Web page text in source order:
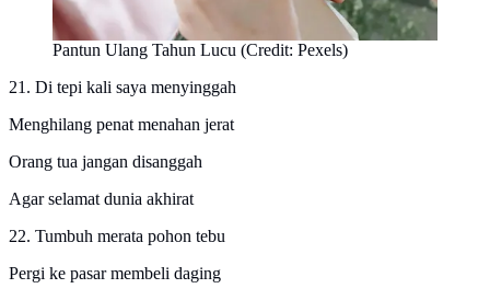
Pantun Ulang Tahun Lucu (Credit: Pexels)
21. Di tepi kali saya menyinggah
Menghilang penat menahan jerat
Orang tua jangan disanggah
Agar selamat dunia akhirat
22. Tumbuh merata pohon tebu
Pergi ke pasar membeli daging